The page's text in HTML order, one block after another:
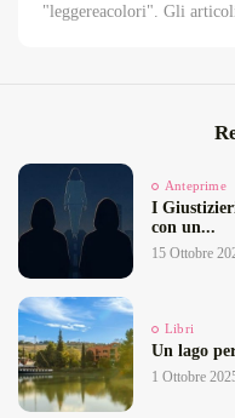
"leggereacolori". Gli
Anteprime
I
con un...
15 Ottobre
Libri
Un lago
1 Ottobre